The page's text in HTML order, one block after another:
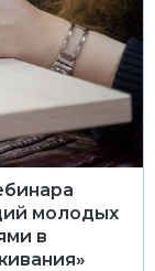
молодых
в